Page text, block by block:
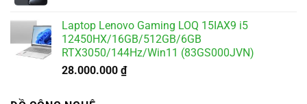
Laptop Lenovo Gaming LOQ 15IAX9 i5
12450HX/16GB/512GB/6GB
RTX3050/144Hz/Win11 (83GS000JVN)
28.000.000 ₫